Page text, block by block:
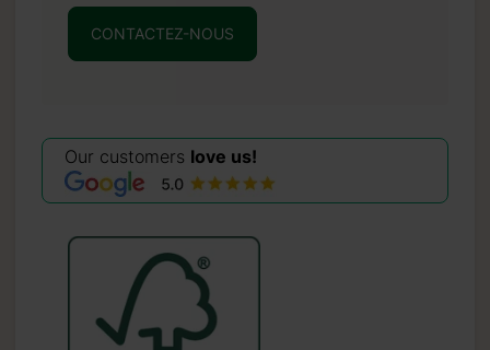
CONTACTEZ-NOUS
Our customers love us!